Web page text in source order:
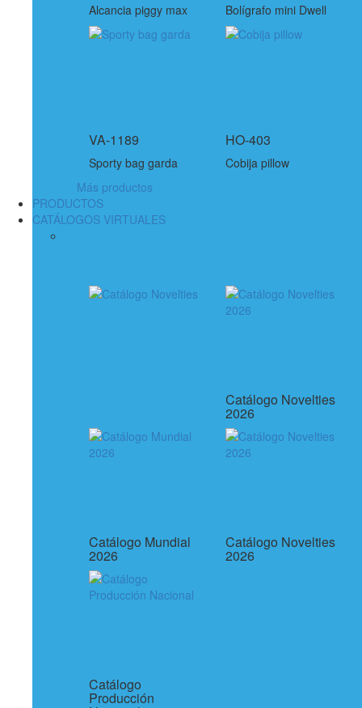
Alcancia piggy max Bolígrafo mini Dwell
VA-1189
Sporty bag garda
HO-403
Cobija pillow
Más productos
PRODUCTOS
CATÁLOGOS VIRTUALES
Catálogo Novelties
2026
Catálogo Mundial
2026
Catálogo Novelties
2026
Catálogo
Producción